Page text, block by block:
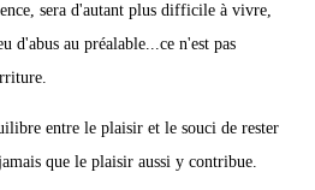
sera d'autant plus difficile à vivre,
d'abus au préalable...ce n'est pas
entre le plaisir et le souci de rester
que le plaisir aussi y contribue.